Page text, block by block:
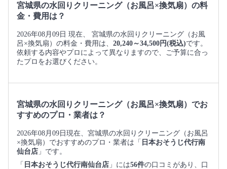
宮城県の水回りクリーニング（お風呂×換気扇）の料
金・費用は？
2026年08月09日 現在、 宮城県の水回りクリーニング（お風
呂×換気扇）の料金・費用は、 20,240～34,500円(税込)です。
依頼する内容やプロによって異なりますので、ご予算に合っ
たプロをお選びください。
宮城県の水回りクリーニング（お風呂×換気扇）でお
すすめのプロ・業者は？
2026年08月09日現在、宮城県の水回りクリーニング（お風呂
×換気扇）でおすすめのプロ・業者は「 日本おそうじ代行南
仙台店 」です。
「 日本おそうじ代行南仙台店 」には56件の口コミがあり、口